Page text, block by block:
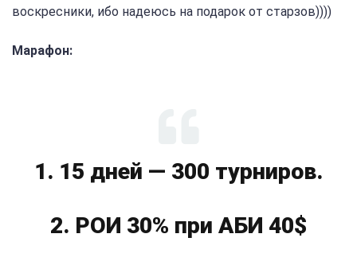
воскресники, ибо надеюсь на подарок от старзов))))
Марафон:
1. 15 дней — 300 турниров.
2. РОИ 30% при АБИ 40$